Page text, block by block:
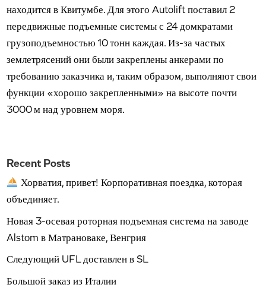
находится в Квитумбе. Для этого Autolift поставил 2
передвижные подъемные системы с 24 домкратами
грузоподъемностью 10 тонн каждая. Из-за частых
землетрясений они были закреплены анкерами по
требованию заказчика и, таким образом, выполняют свои
функции «хорошо закрепленными» на высоте почти
3000 м над уровнем моря.
Recent Posts
Хорватия, привет! Корпоративная поездка, которая
объединяет.
Новая 3-осевая роторная подъемная система на заводе
Alstom в Матрановаке, Венгрия
Следующий UFL доставлен в SL
Большой заказ из Италии